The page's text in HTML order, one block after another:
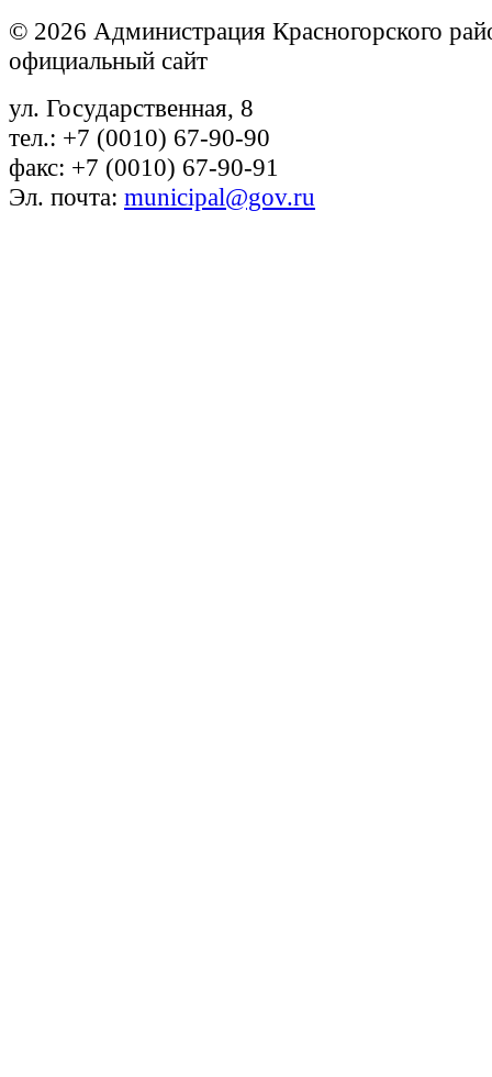
© 2026 Администрация Красногорского
официальный сайт
ул. Государственная, 8
тел.: +7 (0010) 67-90-90
факс: +7 (0010) 67-90-91
Эл. почта: municipal@gov.ru